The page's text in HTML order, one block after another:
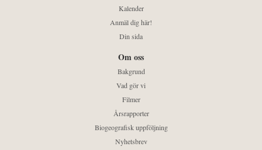
Kalender
Anmäl dig här!
Din sida
Om oss
Bakgrund
Vad gör vi
Filmer
Årsrapporter
Biogeografisk uppföljning
Nyhetsbrev